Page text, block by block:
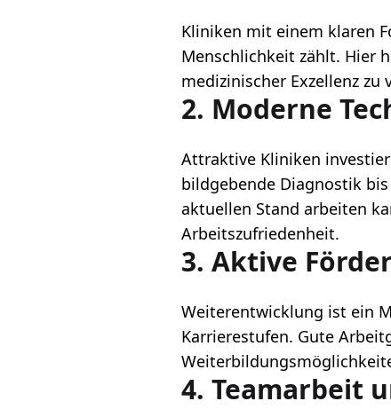
Kliniken mit einem klaren
Menschlichkeit zählt. Hier
medizinischer Exzellenz
2. Moderne
Attraktive Kliniken
bildgebende Diagnostik
aktuellen Stand arbeiten
Arbeitszufriedenheit.
3. Aktive
Weiterentwicklung ist ein
Karrierestufen. Gute
4. Teamarbeit